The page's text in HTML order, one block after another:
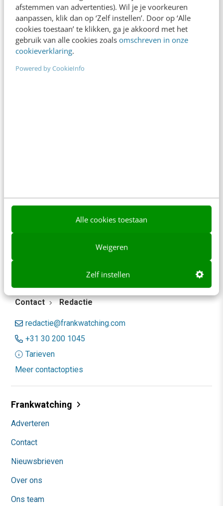
afstemmen van advertenties). Wil je je voorkeuren
aanpassen, klik dan op ‘Zelf instellen’. Door op ‘Alle
cookies toestaan’ te klikken, ga je akkoord met het
gebruik van alle cookies zoals omschreven in onze
cookieverklaring.
Powered by CookieInfo
Alle cookies toestaan
Weigeren
Zelf instellen
direct.
Contact Redactie
redactie@frankwatching.com
+31 30 200 1045
Tarieven
Meer contactopties
Frankwatching
Adverteren
Contact
Nieuwsbrieven
Over ons
Ons team